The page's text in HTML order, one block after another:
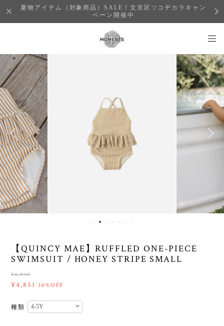
夏物アイテム（対象商品）SALE！文京区ソコヂカラキャン
ペーン開催中
【QUINCY MAE】RUFFLED ONE-PIECE
SWIMSUIT / HONEY STRIPE SMALL
¥6,930
¥4,851 30%OFF
種類